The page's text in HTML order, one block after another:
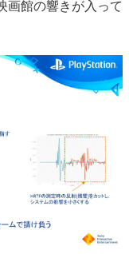
画館の響きが入って